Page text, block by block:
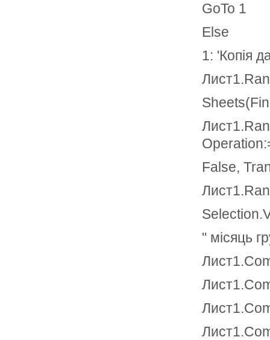
GoTo 1
Else
1: 'Копія
False,
" місяць